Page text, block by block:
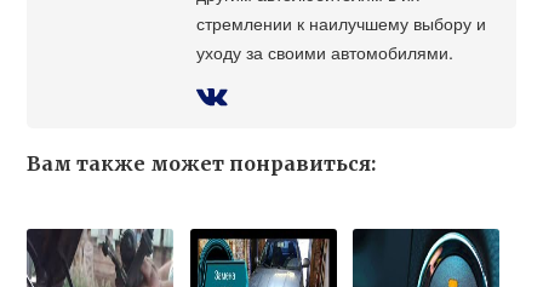
стремлении к наилучшему выбору и
уходу за своими автомобилями.
Вам также может понравиться: